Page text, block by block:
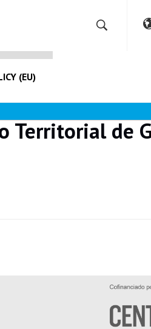
(EU)
Territorial de